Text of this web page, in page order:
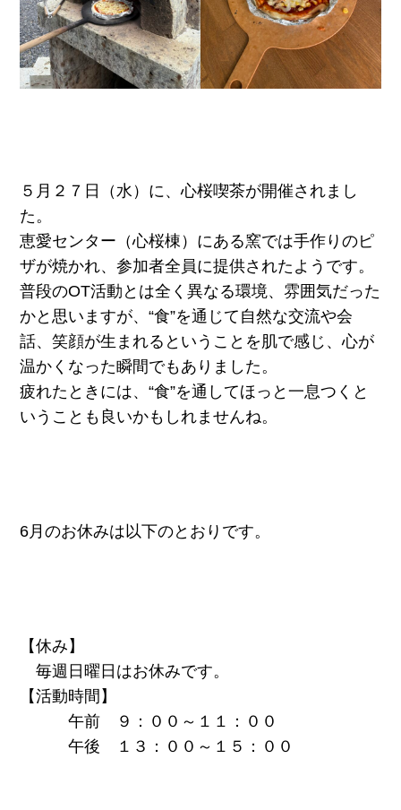
５月２７日（水）に、心桜喫茶が開催されまし
た。
恵愛センター（心桜棟）にある窯では手作りのピ
ザが焼かれ、参加者全員に提供されたようです。
普段のOT活動とは全く異なる環境、雰囲気だった
かと思いますが、“食”を通じて自然な交流や会
話、笑顔が生まれるということを肌で感じ、心が
温かくなった瞬間でもありました。
疲れたときには、“食”を通してほっと一息つくと
いうことも良いかもしれませんね。
6月のお休みは以下のとおりです。
【休み】
毎週日曜日はお休みです。
【活動時間】
午前 ９：００～１１：００
午後 １３：００～１５：００